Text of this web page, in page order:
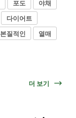
포도
야채
다이어트
본질적인
열매
더 보기